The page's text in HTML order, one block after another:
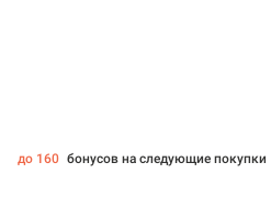
до 160 бонусов на следующие покупки